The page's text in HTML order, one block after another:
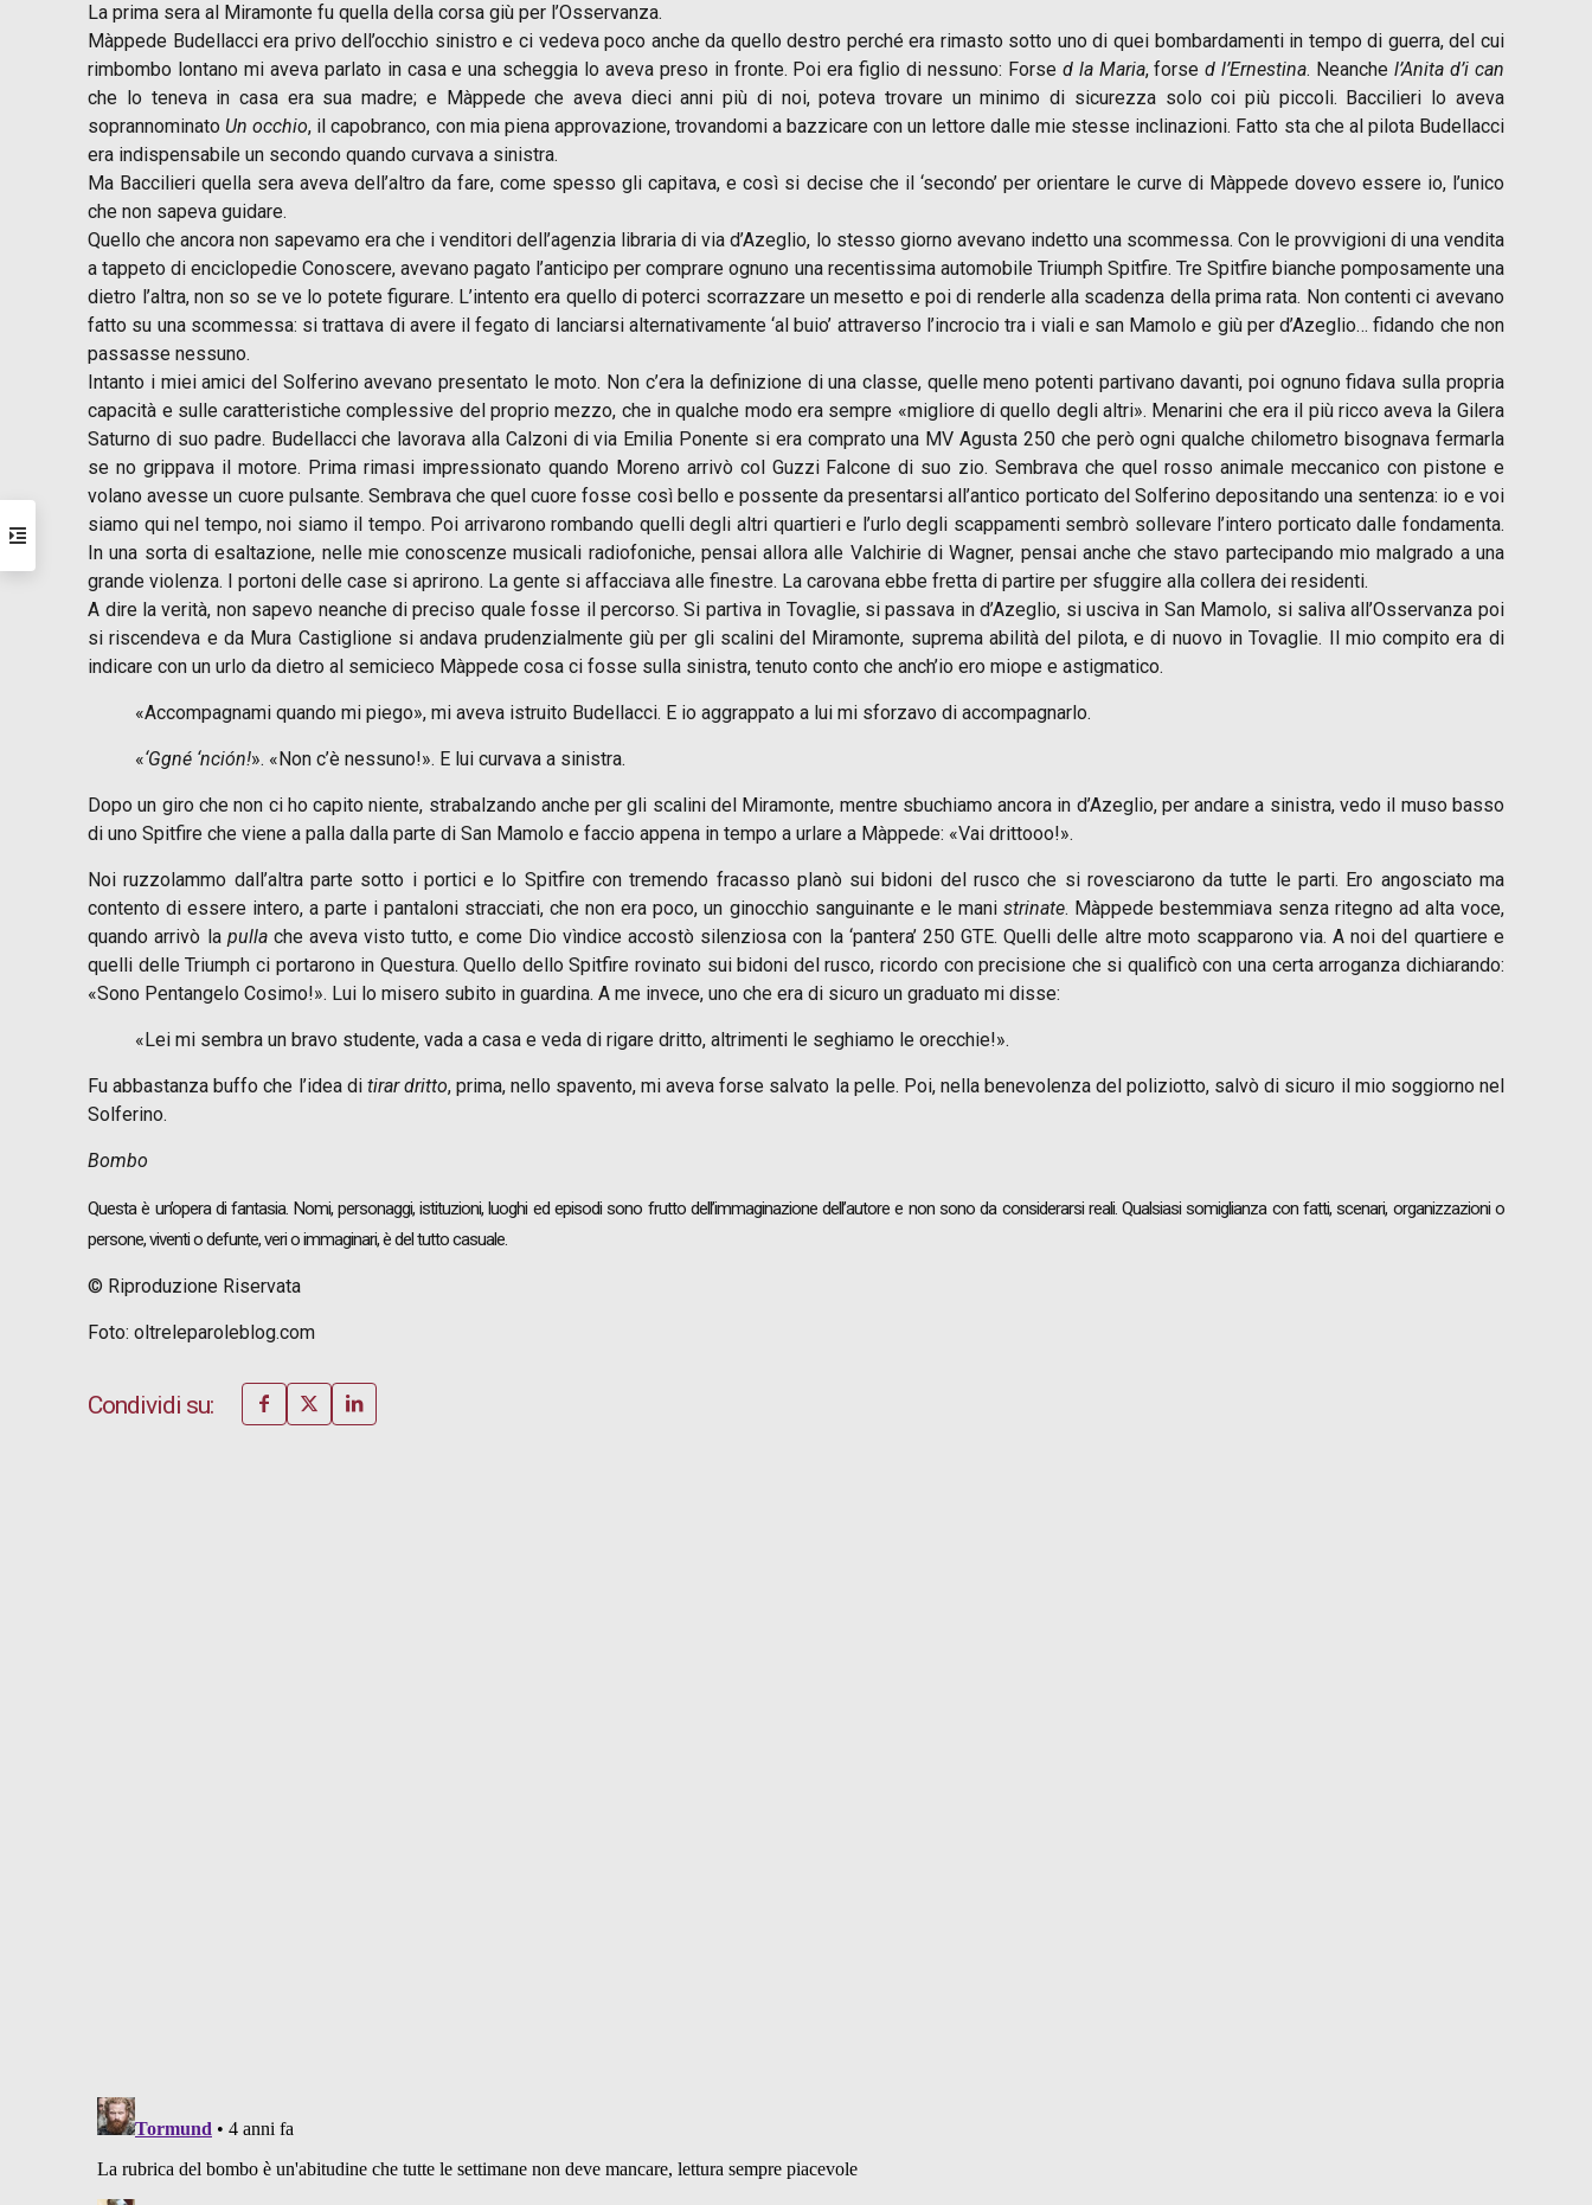
La prima sera al Miramonte fu quella della corsa giù per l’Osservanza.
Màppede Budellacci era privo dell’occhio sinistro e ci vedeva poco anche da quello destro perché era rimasto sotto uno di quei bombardamenti in tempo di guerra, del cui
rimbombo lontano mi aveva parlato in casa e una scheggia lo aveva preso in fronte. Poi era figlio di nessuno: Forse d la Maria, forsed l’Ernestina. Neanchel’Anita d’i can
che lo teneva in casa era sua madre; e Màppede che aveva dieci anni più di noi, poteva trovare un minimo di sicurezza solo coi più piccoli. Baccilieri lo aveva
soprannominato Un occhio, il capobranco, con mia piena approvazione, trovandomi a bazzicare con un lettore dalle mie stesse inclinazioni. Fatto sta che al pilota Budellacci
era indispensabile un secondo quando curvava a sinistra.
Ma Baccilieri quella sera aveva dell’altro da fare, come spesso gli capitava, e così si decise che il ‘secondo’ per orientare le curve di Màppede dovevo essere io, l’unico
che non sapeva guidare.
Quello che ancora non sapevamo era che i venditori dell’agenzia libraria di via d’Azeglio, lo stesso giorno avevano indetto una scommessa. Con le provvigioni di una vendita
a tappeto di enciclopedie Conoscere, avevano pagato l’anticipo per comprare ognuno una recentissima automobile Triumph Spitfire. Tre Spitfire bianche pomposamente una
dietro l’altra, non so se ve lo potete figurare. L’intento era quello di poterci scorrazzare un mesetto e poi di renderle alla scadenza della prima rata. Non contenti ci avevano
fatto su una scommessa: si trattava di avere il fegato di lanciarsi alternativamente ‘al buio’ attraverso l’incrocio tra i viali e san Mamolo e giù per d’Azeglio… fidando che non
passasse nessuno.
Intanto i miei amici del Solferino avevano presentato le moto. Non c’era la definizione di una classe, quelle meno potenti partivano davanti, poi ognuno fidava sulla propria
capacità e sulle caratteristiche complessive del proprio mezzo, che in qualche modo era sempre «migliore di quello degli altri». Menarini che era il più ricco aveva la Gilera
Saturno di suo padre. Budellacci che lavorava alla Calzoni di via Emilia Ponente si era comprato una MV Agusta 250 che però ogni qualche chilometro bisognava fermarla
se no grippava il motore. Prima rimasi impressionato quando Moreno arrivò col Guzzi Falcone di suo zio. Sembrava che quel rosso animale meccanico con pistone e
volano avesse un cuore pulsante. Sembrava che quel cuore fosse così bello e possente da presentarsi all’antico porticato del Solferino depositando una sentenza: io e voi
siamo qui nel tempo, noi siamo il tempo. Poi arrivarono rombando quelli degli altri quartieri e l’urlo degli scappamenti sembrò sollevare l’intero porticato dalle fondamenta.
In una sorta di esaltazione, nelle mie conoscenze musicali radiofoniche, pensai allora alle Valchirie di Wagner, pensai anche che stavo partecipando mio malgrado a una
grande violenza. I portoni delle case si aprirono. La gente si affacciava alle finestre. La carovana ebbe fretta di partire per sfuggire alla collera dei residenti.
A dire la verità, non sapevo neanche di preciso quale fosse il percorso. Si partiva in Tovaglie, si passava in d’Azeglio, si usciva in San Mamolo, si saliva all’Osservanza poi
si riscendeva e da Mura Castiglione si andava prudenzialmente giù per gli scalini del Miramonte, suprema abilità del pilota, e di nuovo in Tovaglie. Il mio compito era di
indicare con un urlo da dietro al semicieco Màppede cosa ci fosse sulla sinistra, tenuto conto che anch’io ero miope e astigmatico.
«Accompagnami quando mi piego», mi aveva istruito Budellacci. E io aggrappato a lui mi sforzavo di accompagnarlo.
«‘Ggné ‘nción!». «Non c’è nessuno!». E lui curvava a sinistra.
Dopo un giro che non ci ho capito niente, strabalzando anche per gli scalini del Miramonte, mentre sbuchiamo ancora in d’Azeglio, per andare a sinistra, vedo il muso basso
di uno Spitfire che viene a palla dalla parte di San Mamolo e faccio appena in tempo a urlare a Màppede: «Vai drittooo!».
Noi ruzzolammo dall’altra parte sotto i portici e lo Spitfire con tremendo fracasso planò sui bidoni del rusco che si rovesciarono da tutte le parti. Ero angosciato ma
contento di essere intero, a parte i pantaloni stracciati, che non era poco, un ginocchio sanguinante e le mani strinate. Màppede bestemmiava senza ritegno ad alta voce,
quando arrivò la pullache aveva visto tutto, e come Dio vìndice accostò silenziosa con la ‘pantera’ 250 GTE. Quelli delle altre moto scapparono via. A noi del quartiere e
quelli delle Triumph ci portarono in Questura. Quello dello Spitfire rovinato sui bidoni del rusco, ricordo con precisione che si qualificò con una certa arroganza dichiarando:
«Sono Pentangelo Cosimo!». Lui lo misero subito in guardina. A me invece, uno che era di sicuro un graduato mi disse:
«Lei mi sembra un bravo studente, vada a casa e veda di rigare dritto, altrimenti le seghiamo le orecchie!».
Fu abbastanza buffo che l’idea di tirar dritto, prima, nello spavento, mi aveva forse salvato la pelle. Poi, nella benevolenza del poliziotto, salvò di sicuro il mio soggiorno nel
Solferino.
Bombo
Questa è un’opera di fantasia. Nomi, personaggi, istituzioni, luoghi ed episodi sono frutto dell’immaginazione dell’autore e non sono da considerarsi reali. Qualsiasi somiglianza con fatti, scenari, organizzazioni o
persone, viventi o defunte, veri o immaginari, è del tutto casuale.
© Riproduzione Riservata
Foto: oltreleparoleblog.com
Condividi su: